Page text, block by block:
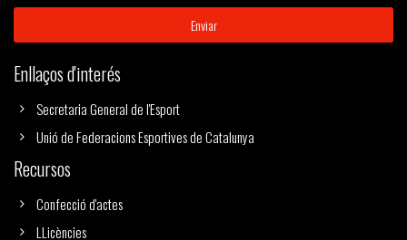
Enviar
Enllaços d'interés
Secretaria General de l'Esport
Unió de Federacions Esportives de Catalunya
Recursos
Confecció d'actes
LLicències